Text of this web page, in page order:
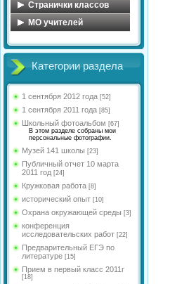
Обухова Н.В.
Майорова О.А.
Цветкова Ю.В.
Федорова Ю.А.
Миловидова Е.В.
Долгова Л.И.
Рябцева М.Л.
Цветкова А.Н.
Шишкина А.С.
Боровик А.Р.
Сенюшкина Л.А.
<
Хижняк Е.И.
Косова Л.А.
Рус.яз и лит-ра
Странички классов
Косова Л.А.
Сенюшкина Л.А.
Яковлева А.А.
Кульчицкая Н.Б.
Федорова Ю.А.
Обухова Н.В.
Кобикова Н.Э.
<
Голосенко С.С.
Цветкова Ю.В.
Цветкова А.Н.
Сухинина З.И.
Шрейбер И.А.
Николаева О.В.
MO учителей
классов
МО математического
цикла
МО учителей русского
МО учителей
естественно-научного
цикла
МО учителей социально-
гуманитарного и
эстетического цикла
МО учителей английского
языка
МО классных
руководителей
Категории раздела
1 сентября 2012 года [52]
1 сентября 2011 года [85]
Школьный фотоальбом [67]
В этом разделе собраны мои
персональные фотографии.
Музей 141 школы [23]
Публичный отчет 10 марта
2011 год [24]
Кружковая работа [8]
исторический опыт [10]
Охрана окружающей среды [3]
конференция
исследовательских работ [22]
Предварительный ЕГЭ по
литературе [15]
Прием в первый класс 2011г
[18]